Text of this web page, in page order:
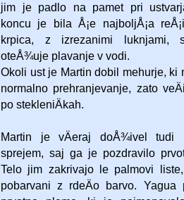
jim je padlo na pamet pri
koncu je bila Å¡e najboljÅ¡a
krpica, z izrezanimi luknjami,
oteÅ¾uje plavanje v vodi.
Okoli ust je Martin dobil mehurje,
normalno prehranjevanje, zato
po stekleniÄkah.
Martin je vÄeraj doÅ¾ivel tudi
sprejem, saj ga je pozdravilo
Telo jim zakrivajo le palmovi
pobarvani z rdeÄo barvo.